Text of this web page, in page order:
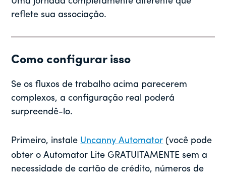
reflete sua associação.
Como configurar isso
Se os fluxos de trabalho acima parecerem
complexos, a configuração real poderá
surpreendê-lo.
Primeiro, instale Uncanny Automator (você pode
obter o Automator Lite GRATUITAMENTE sem a
necessidade de cartão de crédito, números de